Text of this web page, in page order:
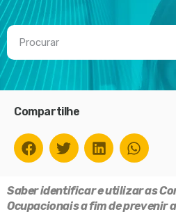
Compartilhe
Saber identificar e utilizar as
Ocupacionais a fim de prevenir